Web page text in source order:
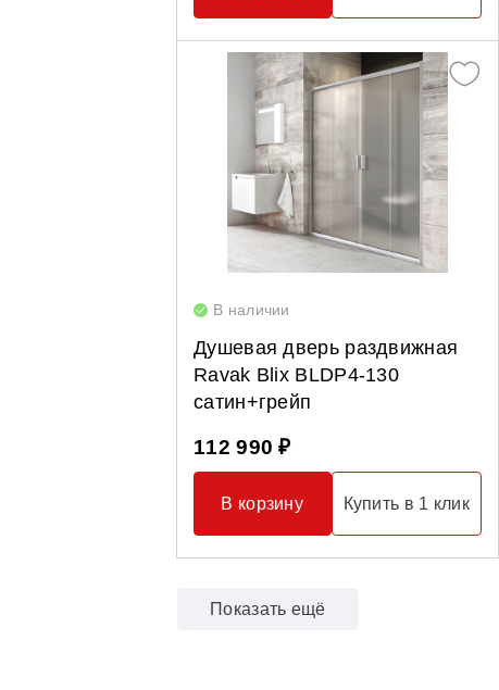
В наличии
Душевая дверь раздвижная
Ravak Blix BLDP4-130
сатин+грейп
112 990 ₽
В корзину Купить в 1 клик
Показать ещё